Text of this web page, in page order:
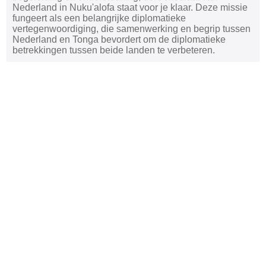
Nederland in Nuku'alofa staat voor je klaar. Deze missie
fungeert als een belangrijke diplomatieke
vertegenwoordiging, die samenwerking en begrip tussen
Nederland en Tonga bevordert om de diplomatieke
betrekkingen tussen beide landen te verbeteren.